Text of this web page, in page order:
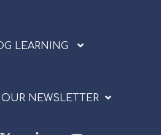
LEARNING
NEWSLETTER